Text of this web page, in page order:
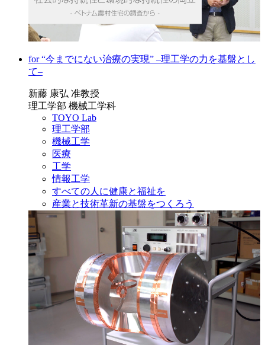
for “今までにない治療の実現” ‒理工学の力を基盤とし
て‒
新藤 康弘 准教授
理工学部 機械工学科
TOYO Lab
理工学部
機械工学
医療
工学
情報工学
すべての人に健康と福祉を
産業と技術革新の基盤をつくろう